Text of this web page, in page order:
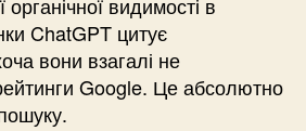
ChatGPT цитує
вони взагалі не
Google. Це абсолютно